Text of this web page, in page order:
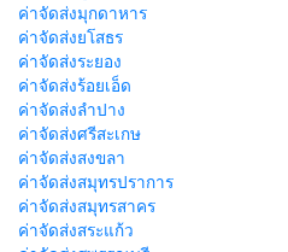
ค่าจัดส่งมุกดาหาร
ค่าจัดส่งยโสธร
ค่าจัดส่งระยอง
ค่าจัดส่งร้อยเอ็ด
ค่าจัดส่งลำปาง
ค่าจัดส่งศรีสะเกษ
ค่าจัดส่งสงขลา
ค่าจัดส่งสมุทรปราการ
ค่าจัดส่งสมุทรสาคร
ค่าจัดส่งสระแก้ว